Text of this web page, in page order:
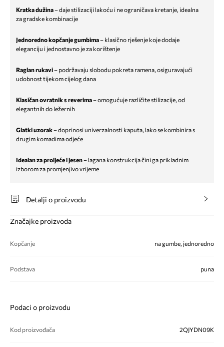
Kratka dužina– daje stilizaciji lakoću i ne ograničava kretanje, idealna
za gradske kombinacije
Jednoredno kopčanje gumbima– klasično rješenje koje dodaje
eleganciju i jednostavno je za korištenje
Raglan rukavi– podržavaju slobodu pokreta ramena, osiguravajući
udobnost tijekom cijelog dana
Klasičan ovratnik s reverima– omogućuje različite stilizacije, od
elegantnih do ležernih
Glatki uzorak– doprinosi univerzalnosti kaputa, lako se kombinira s
drugim komadima odjeće
Idealan za proljeće i jesen– lagana konstrukcija čini ga prikladnim
izborom za promjenjivo vrijeme
Detalji o proizvodu
Značajke proizvoda
Kopčanje na gumbe, jednoredno
Podstava puna
Podaci o proizvodu
Kod proizvođača 2QJYDN09K